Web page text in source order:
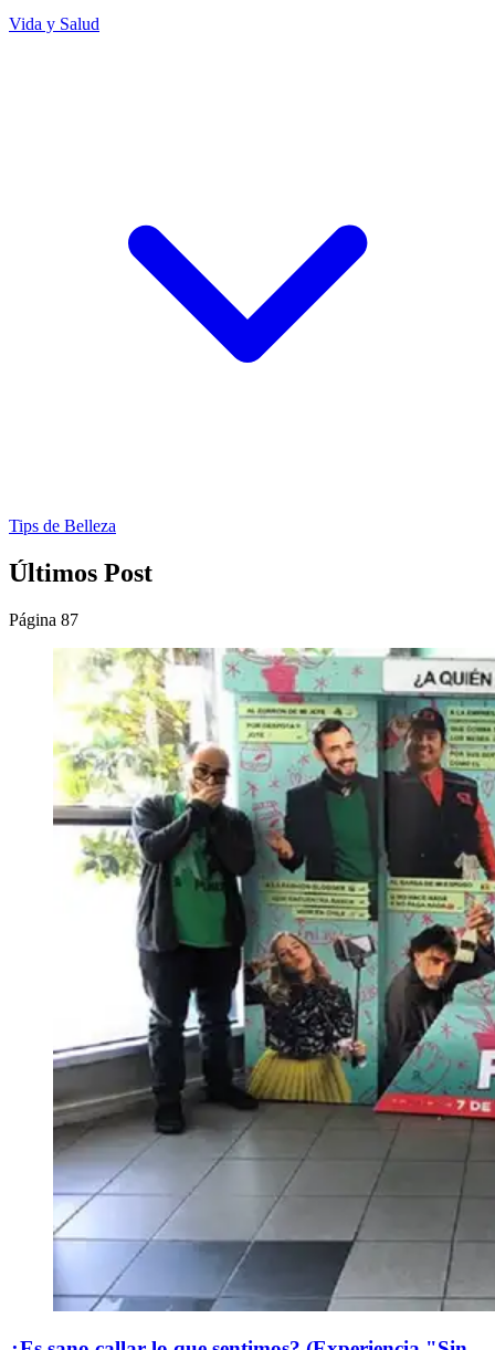
Vida y Salud
Tips de Belleza
Últimos Post
Página 87